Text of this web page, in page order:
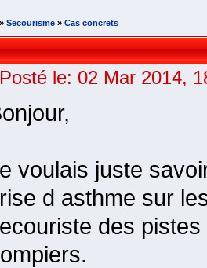
» Secourisme » Cas concrets
Posté le: 02 Mar 2014,
voulais juste
d asthme sur
des